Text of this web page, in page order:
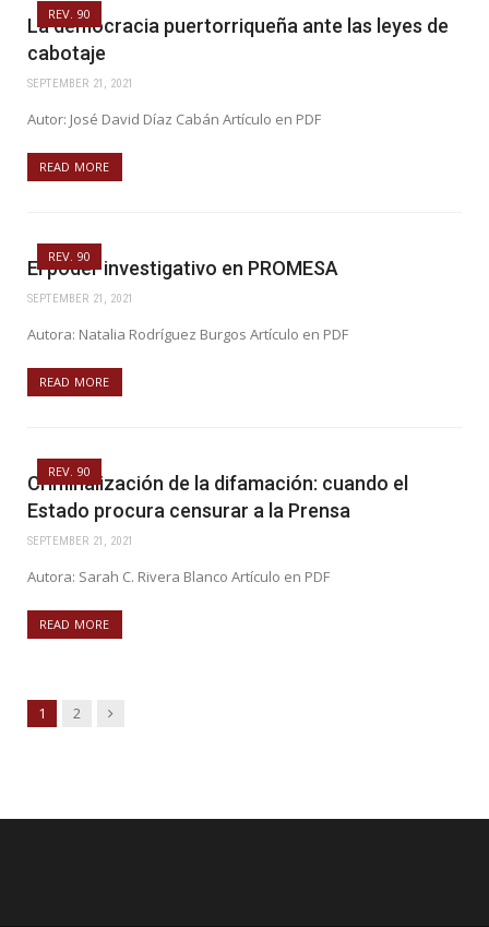
REV. 90
La democracia puertorriqueña ante las leyes de
cabotaje
SEPTEMBER 21, 2021
Autor: José David Díaz Cabán Artículo en PDF
READ MORE
REV. 90
El poder investigativo en PROMESA
SEPTEMBER 21, 2021
Autora: Natalia Rodríguez Burgos Artículo en PDF
READ MORE
REV. 90
Criminalización de la difamación: cuando el
Estado procura censurar a la Prensa
SEPTEMBER 21, 2021
Autora: Sarah C. Rivera Blanco Artículo en PDF
READ MORE
1 2 Next